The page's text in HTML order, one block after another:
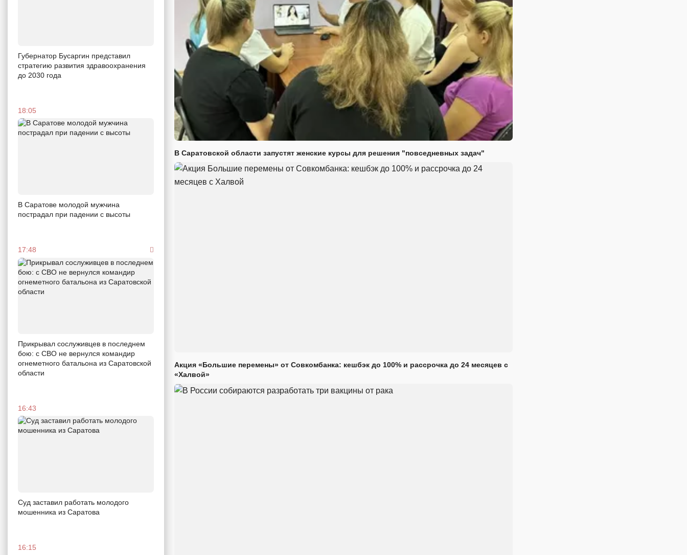
Губернатор Бусаргин представил
стратегию развития здравоохранения
до 2030 года
18:05
В Саратове молодой мужчина
пострадал при падении с высоты
17:48
Прикрывал сослуживцев в последнем
бою: с СВО не вернулся командир
огнеметного батальона из Саратовской
области
16:43
Суд заставил работать молодого
мошенника из Саратова
16:15
В Саратовской области запустят женские курсы для решения "повседневных задач"
Акция «Большие перемены» от Совкомбанка: кешбэк до 100% и рассрочка до 24 месяцев с
«Халвой»